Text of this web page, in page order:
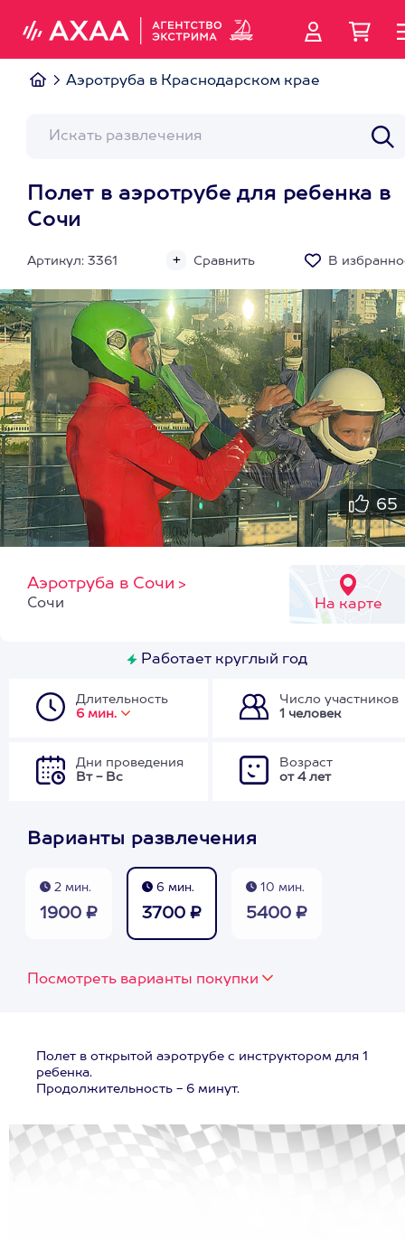
Аэротруба в Краснодарском крае
Полет в аэротрубе для ребенка в
Сочи
Артикул: 3361 Сравнить В
65
Аэротруба в Сочи >
На карте
Сочи
Работает круглый год
Длительность
6 мин.
Число участников
1 человек
Дни проведения
Вт - Вс
Возраст
от 4 лет
Варианты развлечения
2 мин.
1900 ₽
6 мин.
3700 ₽
10 мин.
5400 ₽
Посмотреть варианты покупки
Полет в открытой аэротрубе с инструктором для 1
ребенка.
Продолжительность - 6 минут.